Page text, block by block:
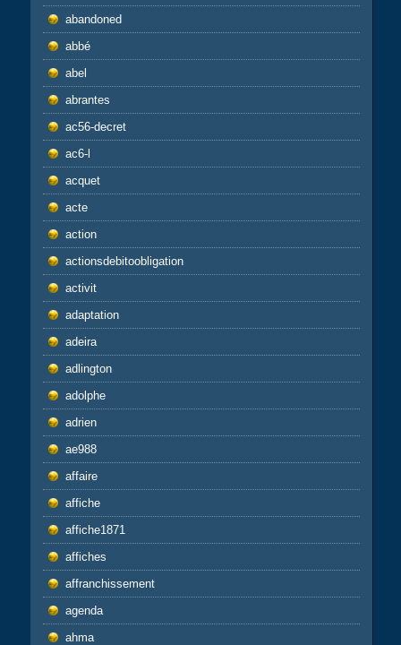
abandoned
abbé
abel
abrantes
ac56-decret
ac6-l
acquet
acte
action
actionsdebitoobligation
activit
adaptation
adeira
adlington
adolphe
adrien
ae988
affaire
affiche
affiche1871
affiches
affranchissement
agenda
ahma